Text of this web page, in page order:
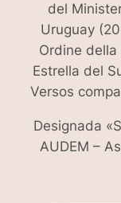
del
Uruguay
Ordine della
Estrella del
Versos
Designada
AUDEM –